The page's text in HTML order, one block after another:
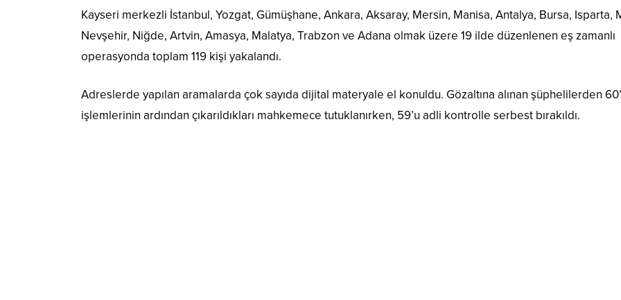
Kayseri merkezli İstanbul, Yozgat, Gümüşhane, Ankara, Aksaray, Mersin, Manisa, Antalya, Bursa, Isparta,
Nevşehir, Niğde, Artvin, Amasya, Malatya, Trabzon ve Adana olmak üzere 19 ilde düzenlenen eş zamanlı
operasyonda toplam 119 kişi yakalandı.
Adreslerde yapılan aramalarda çok sayıda dijital materyale el konuldu. Gözaltına alınan şüphelilerden
işlemlerinin ardından çıkarıldıkları mahkemece tutuklanırken, 59’u adli kontrolle serbest bırakıldı.